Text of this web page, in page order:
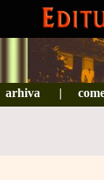
ARHIVA |
arhiva |